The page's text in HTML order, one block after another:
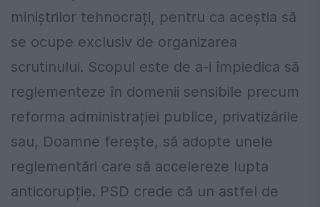
miniștrilor tehnocrați, pentru ca aceștia să
se ocupe exclusiv de organizarea
scrutinului. Scopul este de a-i împiedica să
reglementeze în domenii sensibile precum
reforma administrației publice, privatizările
sau, Doamne ferește, să adopte unele
reglementări care să accelereze lupta
anticorupție. PSD crede că un astfel de